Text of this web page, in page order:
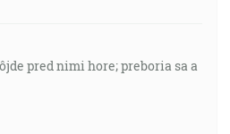
pred nimi hore; preboria sa a